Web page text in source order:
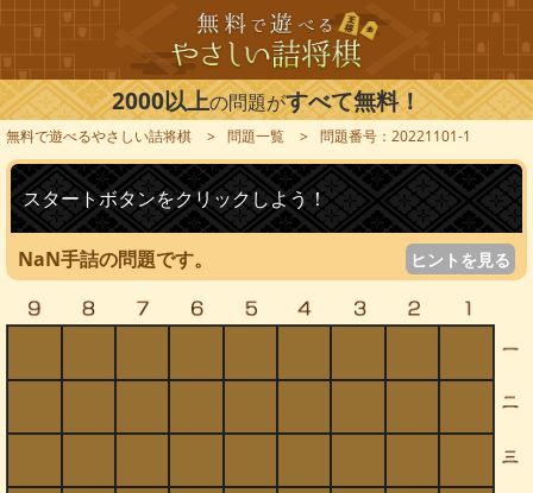
2000以上の問題がすべて無料！
無料で遊べるやさしい詰将棋 問題一覧 問題番号：20221101-1
スタートボタンをクリックしよう！
NaN手詰の問題です。 ヒントを見る